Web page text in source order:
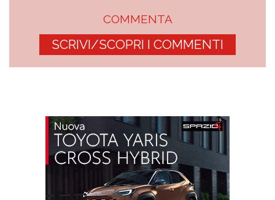
COMMENTA
SCRIVI/SCOPRI I COMMENTI